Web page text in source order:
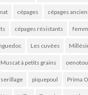
cépages cépages
cépages résistants
Les cuvées
Muscat à petits grains
piquepoul Prima